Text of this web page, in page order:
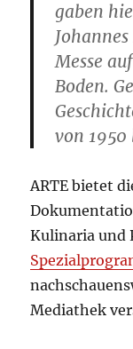
gaben
Messe
Boden.
von 1950
ARTE bietet
Kulinaria und
Mediathek